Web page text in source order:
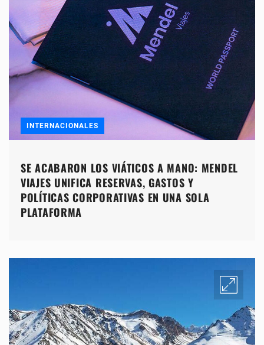
INTERNACIONALES
SE ACABARON LOS VIÁTICOS A MANO: MENDEL
VIAJES UNIFICA RESERVAS, GASTOS Y
POLÍTICAS CORPORATIVAS EN UNA SOLA
PLATAFORMA